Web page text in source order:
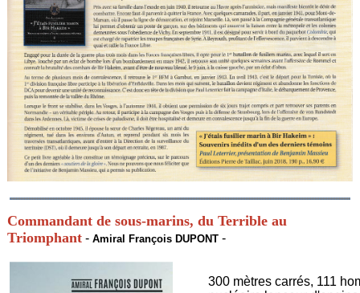
Commandant de sous-marins, du Terrible au
Triomphant -Amiral François DUPONT-
300 mètres carrés, 111